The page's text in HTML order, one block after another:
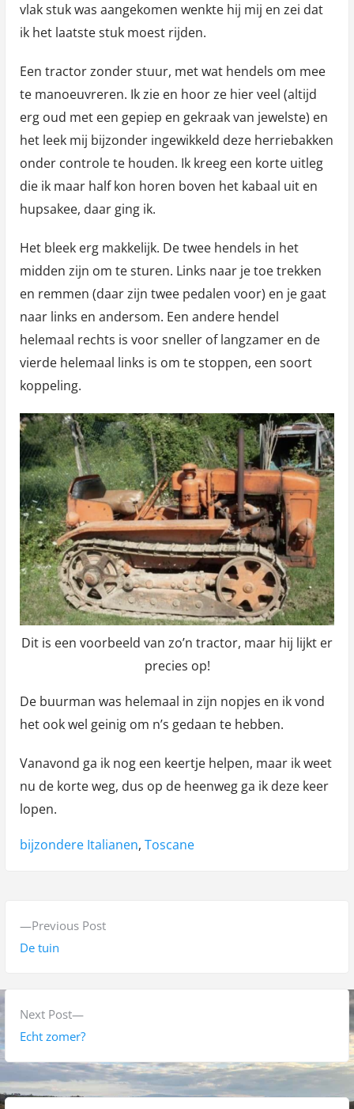
vlak stuk was aangekomen wenkte hij mij en zei dat
ik het laatste stuk moest rijden.
Een tractor zonder stuur, met wat hendels om mee
te manoeuvreren. Ik zie en hoor ze hier veel (altijd
erg oud met een gepiep en gekraak van jewelste) en
het leek mij bijzonder ingewikkeld deze herriebakken
onder controle te houden. Ik kreeg een korte uitleg
die ik maar half kon horen boven het kabaal uit en
hupsakee, daar ging ik.
Het bleek erg makkelijk. De twee hendels in het
midden zijn om te sturen. Links naar je toe trekken
en remmen (daar zijn twee pedalen voor) en je gaat
naar links en andersom. Een andere hendel
helemaal rechts is voor sneller of langzamer en de
vierde helemaal links is om te stoppen, een soort
koppeling.
Dit is een voorbeeld van zo’n tractor, maar hij lijkt er
precies op!
De buurman was helemaal in zijn nopjes en ik vond
het ook wel geinig om n’s gedaan te hebben.
Vanavond ga ik nog een keertje helpen, maar ik weet
nu de korte weg, dus op de heenweg ga ik deze keer
lopen.
Tags:
bijzondere Italianen, Toscane
i
c
h
t
Previous PostP
s
p
De tuin
Next Post
N
e
t
p
Echt zomer?